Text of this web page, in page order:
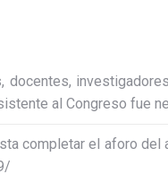
al Congreso fue
completar el aforo